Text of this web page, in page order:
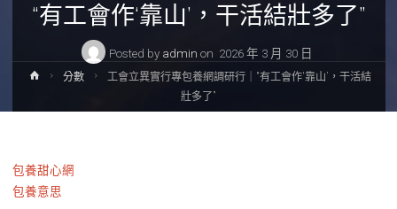
“有工會作‘靠山’，干活結壯多了”
Posted by admin on 2026 年 3 月 30 日
Home分數
工會立異實行專包養網調研行｜“有工會作‘靠山’，干活結
壯多了”
包養甜心網
包養意思